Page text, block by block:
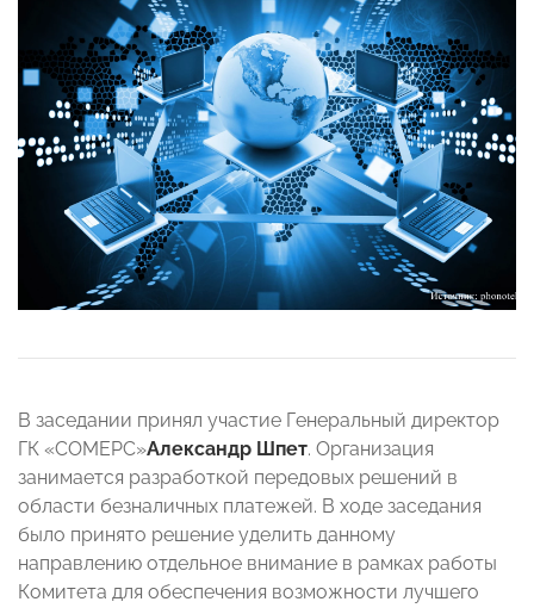
В заседании принял участие Генеральный директор
ГК «СОМЕРС»Александр Шпет. Организация
занимается разработкой передовых решений в
области безналичных платежей. В ходе заседания
было принято решение уделить данному
направлению отдельное внимание в рамках работы
Комитета для обеспечения возможности лучшего